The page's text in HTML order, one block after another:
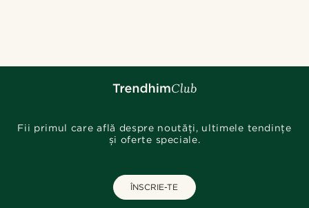
Fii primul care află despre noutăți, ultimele tendințe
și oferte speciale.
ÎNSCRIE-TE